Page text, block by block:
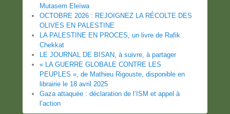
Mutasem Eleïwa
OCTOBRE 2026 : REJOIGNEZ LA RÉCOLTE DES
OLIVES EN PALESTINE
LA PALESTINE EN PROCES, un livre de Rafik
Chekkat
LE JOURNAL DE BISAN, à suivre, à partager
« LA GUERRE GLOBALE CONTRE LES
PEUPLES », de Mathieu Rigouste, disponible en
librairie le 18 avril 2025
Gaza attaquée : déclaration de l’ISM et appel à
l’action